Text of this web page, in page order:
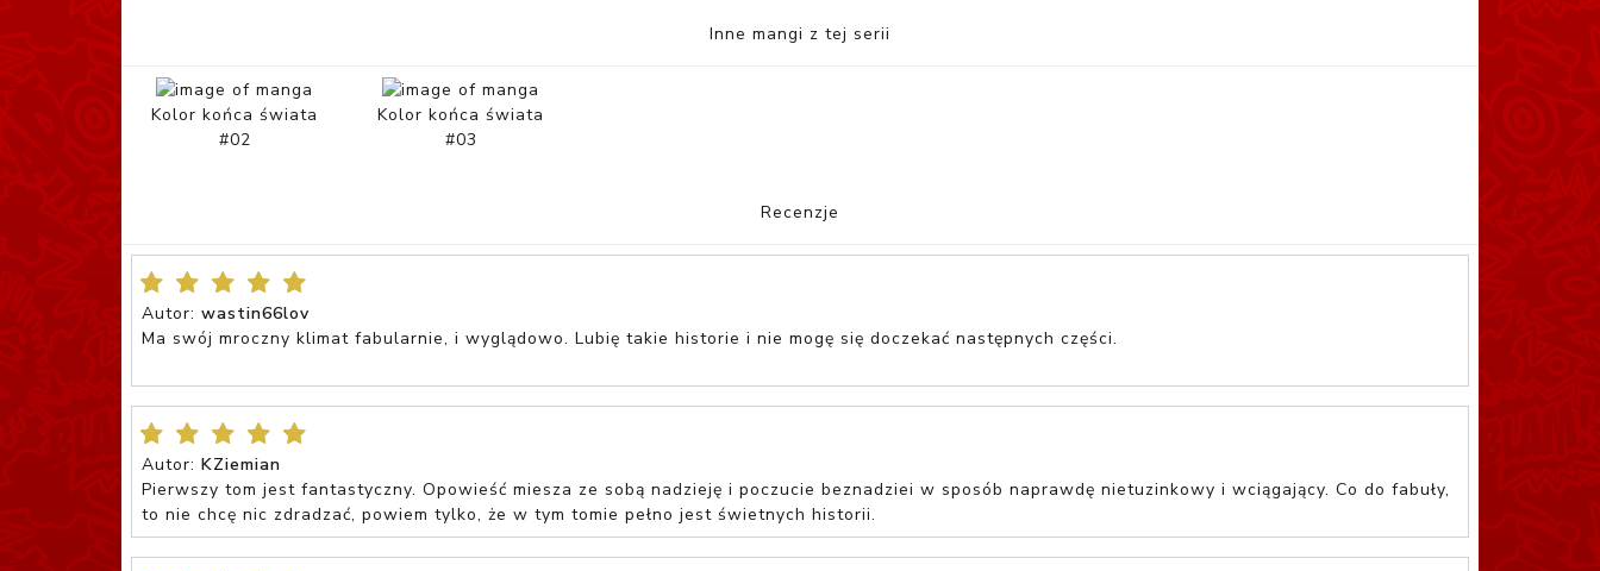
Inne mangi z tej serii
Kolor końca świata
#02
Kolor końca świata
#03
Recenzje
Autor: wastin66lov
Ma swój mroczny klimat fabularnie, i wyglądowo. Lubię takie historie i nie mogę się doczekać następnych części.
Autor: KZiemian
Pierwszy tom jest fantastyczny. Opowieść miesza ze sobą nadzieję i poczucie beznadziei w sposób naprawdę nietuzinkowy i wciągający. Co do fabuły,
to nie chcę nic zdradzać, powiem tylko, że w tym tomie pełno jest świetnych historii.